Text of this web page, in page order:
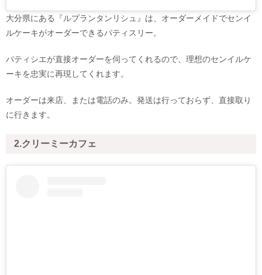
大分県にある『ルプランタンリシュ』は、オーダーメイドでセンイ
ルケーキがオーダーできるパティスリー。
パティシエが直接オーダーを伺ってくれるので、理想のセンイルケ
ーキを忠実に再現してくれます。
オーダーは来店、または電話のみ。発送は行っておらず、直接取り
に行きます。
2.クリーミーカフェ